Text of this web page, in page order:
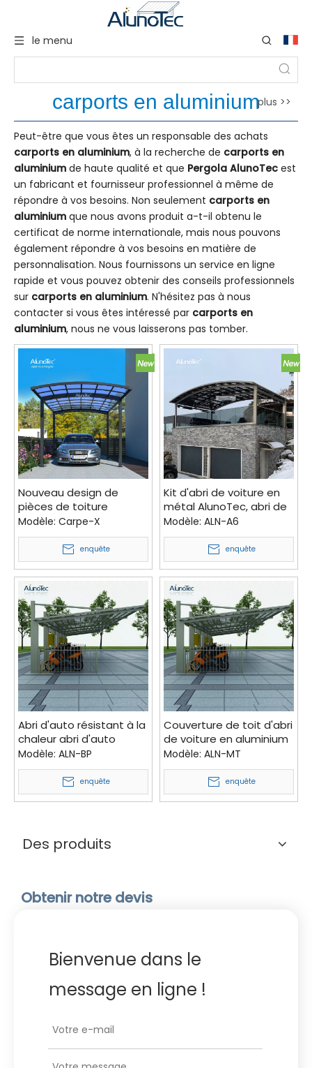
le menu
carports en aluminiumplus >>
Peut-être que vous êtes un responsable des achats
carports en aluminium, à la recherche de carports en
aluminium de haute qualité et que Pergola AlunoTec est
un fabricant et fournisseur professionnel à même de
répondre à vos besoins. Non seulement carports en
aluminium que nous avons produit a-t-il obtenu le
certificat de norme internationale, mais nous pouvons
également répondre à vos besoins en matière de
personnalisation. Nous fournissons un service en ligne
rapide et vous pouvez obtenir des conseils professionnels
sur carports en aluminium. N'hésitez pas à nous
contacter si vous êtes intéressé par carports en
aluminium, nous ne vous laisserons pas tomber.
Nouveau design de
pièces de toiture
extérieure abri de
garage abri de voiture
Modèle: Carpe-X
enquête
Kit d'abri de voiture en
métal AlunoTec, abri de
voiture simple en
polycarbonate, auvent
de voiture
Modèle: ALN-A6
enquête
Abri d'auto résistant à la
chaleur abri d'auto
imperméable en gros
abris d'auto à vendre
Modèle: ALN-BP
enquête
Couverture de toit d'abri
de voiture en aluminium
imperméable de feuille
de polycarbonate en
gros de la Chine pour le
stationnement de
Modèle: ALN-MT
enquête
Des produits
Obtenir notre devis
Bienvenue dans le
message en ligne !